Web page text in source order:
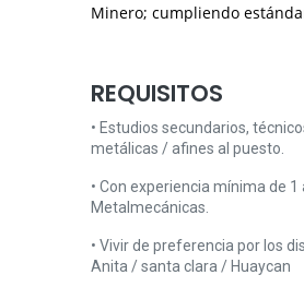
Minero; cumpliendo
REQUISITOS
• Estudios secundarios,
metálicas / afines al puesto.
• Con experiencia mínima de
Metalmecánicas.
• Vivir de preferencia por los
Anita / santa clara / Huaycan